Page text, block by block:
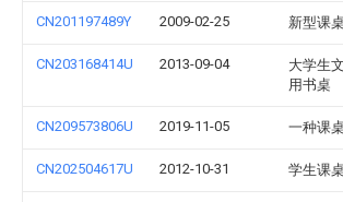
CN201197489Y 2009-02-25 新型课桌
CN203168414U 2013-09-04
大学生
用书桌
CN209573806U 2019-11-05 一种课
CN202504617U 2012-10-31 学生课桌